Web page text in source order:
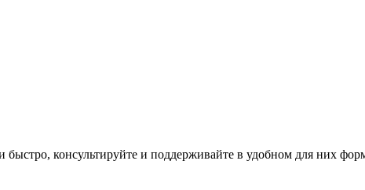
консультируйте и поддерживайте в удобном для них